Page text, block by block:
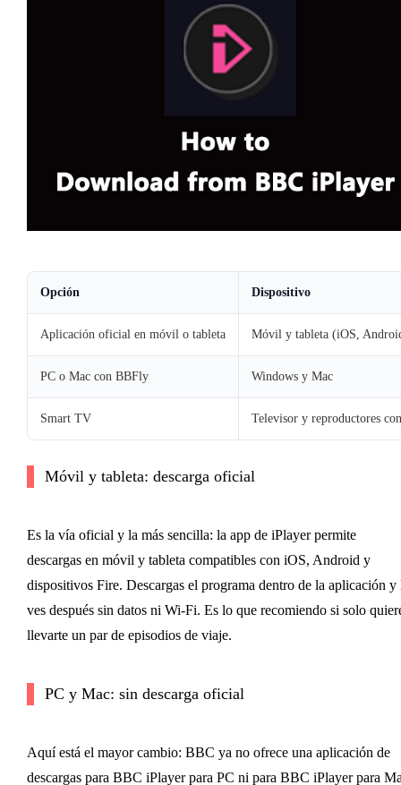
Opción Dispositivo
Aplicación oficial en móvil o tableta Móvil y tableta (iOS,
PC o Mac con BBFly Windows y Mac
Smart TV Televisor y reproductores
Móvil y tableta: descarga oficial
Es la vía oficial y la más sencilla: la app de iPlayer permite
descargas en móvil y tableta compatibles con iOS, Android y
dispositivos Fire. Descargas el programa dentro de la aplicación y
ves después sin datos ni Wi-Fi. Es lo que recomiendo si solo
llevarte un par de episodios de viaje.
PC y Mac: sin descarga oficial
Aquí está el mayor cambio: BBC ya no ofrece una aplicación de
descargas para BBC iPlayer para PC ni para BBC iPlayer para